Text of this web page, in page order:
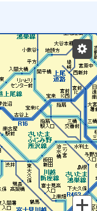
チェーン規制等